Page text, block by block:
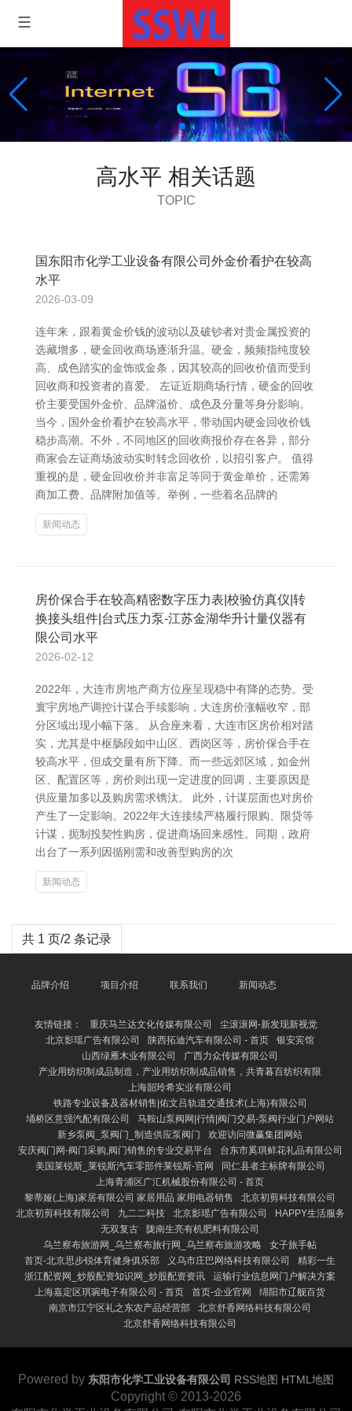
高水平 相关话题
TOPIC
国东阳市化学工业设备有限公司外金价看护在较高
水平
2026-03-09
连年来，跟着黄金价钱的波动以及破钞者对贵金属投资的
选藏增多，硬金回收商场逐渐升温。硬金，频频指纯度较
高、成色踏实的金饰或金条，因其较高的回收价值而受到
回收商和投资者的喜爱。 左证近期商场行情，硬金的回收
价主要受国外金价、品牌溢价、成色及分量等身分影响。
当今，国外金价看护在较高水平，带动国内硬金回收价钱
稳步高潮。不外，不同地区的回收商报价存在各异，部分
商家会左证商场波动实时转念回收价，以招引客户。 值得
重视的是，硬金回收价并非富足等同于黄金单价，还需筹
商加工费、品牌附加值等。举例，一些着名品牌的
新闻动态
房价保合手在较高精密数字压力表|校验仿真仪|转
换接头组件|台式压力泵-江苏金湖华升计量仪器有
限公司水平
2026-02-12
2022年，大连市房地产商方位座呈现稳中有降的态势。受
寰宇房地产调控计谋合手续影响，大连房价涨幅收窄，部
分区域出现小幅下落。 从合座来看，大连市区房价相对踏
实，尤其是中枢肠段如中山区、西岗区等，房价保合手在
较高水平，但成交量有所下降。而一些远郊区域，如金州
区、配置区等，房价则出现一定进度的回调，主要原因是
供应量加多以及购房需求镌汰。 此外，计谋层面也对房价
产生了一定影响。2022年大连接续严格履行限购、限贷等
计谋，扼制投契性购房，促进商场回来感性。同期，政府
出台了一系列因循刚需和改善型购房的次
新闻动态
共 1 页/2 条记录
品牌介绍 项目介绍 联系我们 新闻动态
友情链接： 重庆马兰达文化传媒有限公司
尘滚滚网-新发现新视觉
北京影瑶广告有限公司
陕西拓迪汽车有限公司 - 首页
银安宾馆
山西绿雁木业有限公司
广西力众传媒有限公司
产业用纺织制成品制造，产业用纺织制成品销售，共青暮百纺织有限
上海韶玲希实业有限公司
铁路专业设备及器材销售|佑文吕轨道交通技术(上海)有限公司
埇桥区意强汽配有限公司
马鞍山泵阀网|行情|阀门交易-泵阀行业门户网站
新乡泵阀_泵阀门_制造供应泵阀门
欢迎访问微赢集团网站
安庆阀门网-阀门采购,阀门销售的专业交易平台
台东市奚琪鲜花礼品有限公司
美国莱锐斯_莱锐斯汽车零部件莱锐斯-官网
同仁县者主标牌有限公司
上海青浦区广汇机械股份有限公司 - 首页
黎蒂娅(上海)家居有限公司 家居用品 家用电器销售
北京初剪科技有限公司
北京初剪科技有限公司
九二二科技 北京影瑶广告有限公司
HAPPY生活服务
无双复古
陇南生亮有机肥料有限公司
乌兰察布旅游网_乌兰察布旅行网_乌兰察布旅游攻略
女子旅手帖
首页-北京思步锐体育健身俱乐部
义乌市庄巴网络科技有限公司
精彩一生
浙江配资网_炒股配资知识网_炒股配资资讯
运输行业信息网门户解决方案
上海嘉定区琪琬电子有限公司 - 首页
首页-企业官网
绵阳市辽舰百货
南京市江宁区礼之东农产品经营部
北京舒香网络科技有限公司
北京舒香网络科技有限公司
Powered by 东阳市化学工业设备有限公司 RSS地图 HTML地图
Copyright © 2013-2026